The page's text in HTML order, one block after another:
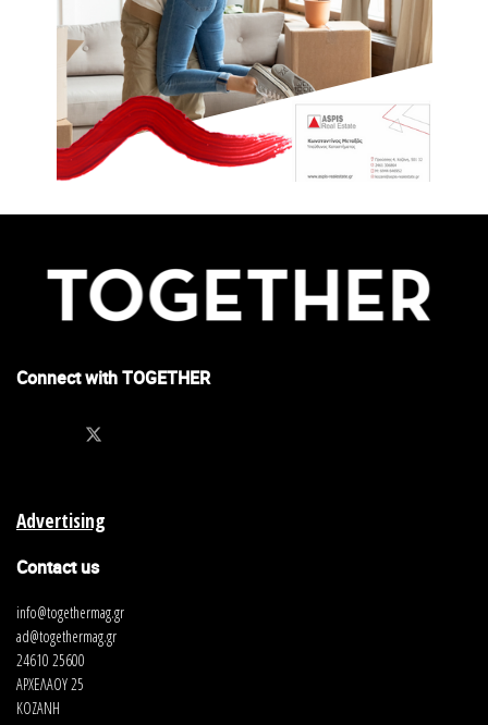
Connect with TOGETHER
Advertising
Contact us
info@togethermag.gr
ad@togethermag.gr
24610 25600
ΑΡΧΕΛΑΟΥ 25
ΚΟΖΑΝΗ